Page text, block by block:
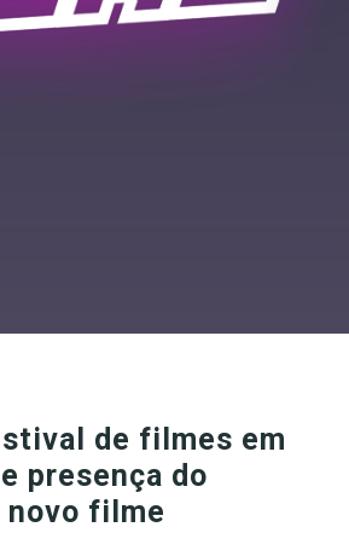
de filmes em
presença do
novo filme